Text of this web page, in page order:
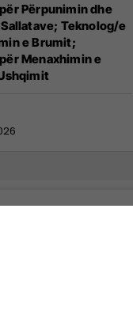
Përpunimin dhe
Teknolog/e
e Brumit;
Menaxhimin e